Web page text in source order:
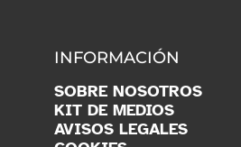
INFORMACIÓN
SOBRE NOSOTROS
KIT DE MEDIOS
AVISOS LEGALES